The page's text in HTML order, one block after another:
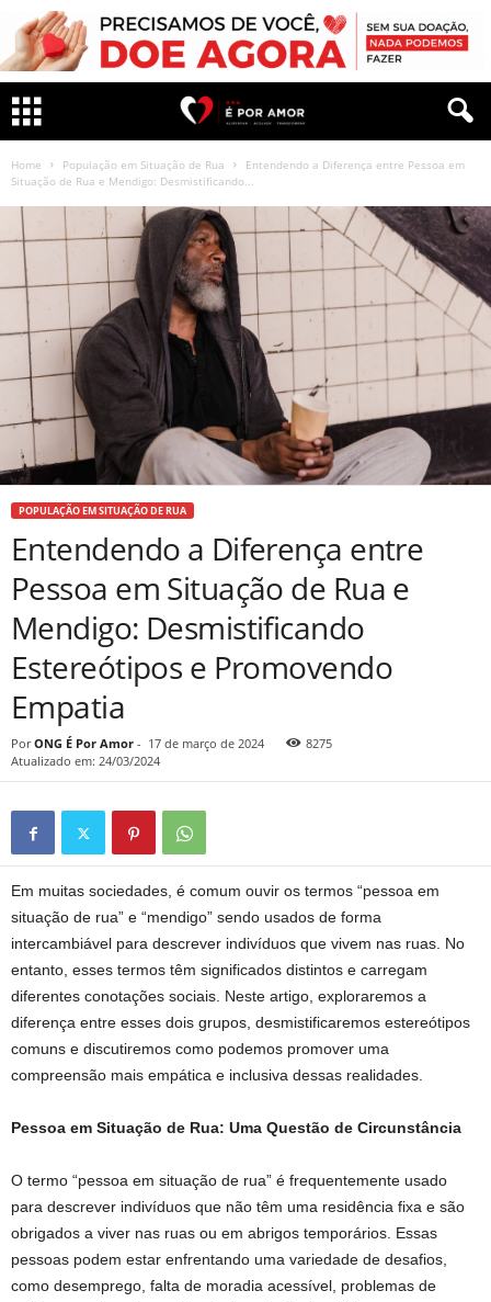
Home População em Situação de Rua
Entendendo a Diferença entre Pessoa em
Situação de Rua e Mendigo: Desmistificando...
POPULAÇÃO EM SITUAÇÃO DE RUA
Entendendo a Diferença entre
Pessoa em Situação de Rua e
Mendigo: Desmistificando
Estereótipos e Promovendo
Empatia
Por ONG É Por Amor - 17 de março de 2024
8275
Atualizado em: 24/03/2024
Em muitas sociedades, é comum ouvir os termos “pessoa em
situação de rua” e “mendigo” sendo usados de forma
intercambiável para descrever indivíduos que vivem nas ruas. No
entanto, esses termos têm significados distintos e carregam
diferentes conotações sociais. Neste artigo, exploraremos a
diferença entre esses dois grupos, desmistificaremos estereótipos
comuns e discutiremos como podemos promover uma
compreensão mais empática e inclusiva dessas realidades.
Pessoa em Situação de Rua: Uma Questão de Circunstância
O termo “pessoa em situação de rua” é frequentemente usado
para descrever indivíduos que não têm uma residência fixa e são
obrigados a viver nas ruas ou em abrigos temporários. Essas
pessoas podem estar enfrentando uma variedade de desafios,
como desemprego, falta de moradia acessível, problemas de